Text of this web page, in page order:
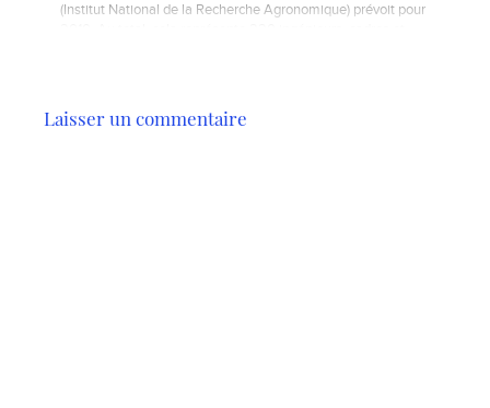
(Institut National de la Recherche Agronomique) prévoit pour
Laisser un commentaire